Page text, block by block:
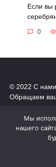
Если вы
0
© 2022 С
Обращаем
носит
Все
защищены.
Политика
Мы
нашего